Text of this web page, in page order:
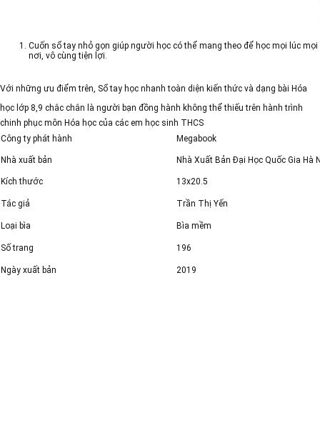
Cuốn sổ tay nhỏ gọn giúp người học có thể mang theo để học mọi lúc mọi
nơi, vô cùng tiện lợi.
Với những ưu điểm trên, Sổ tay học nhanh toàn diện kiến thức và dạng bài Hóa
học lớp 8,9 chắc chắn là người bạn đồng hành không thể thiếu trên hành trình
chinh phục môn Hóa học của các em học sinh THCS
Công ty phát hành
Megabook
Nhà xuất bản Nhà Xuất Bản Đại Học Quốc Gia Hà
Kích thước 13x20.5
Tác giả Trần Thị Yến
Loại bìa Bìa mềm
Số trang 196
Ngày xuất bản 2019